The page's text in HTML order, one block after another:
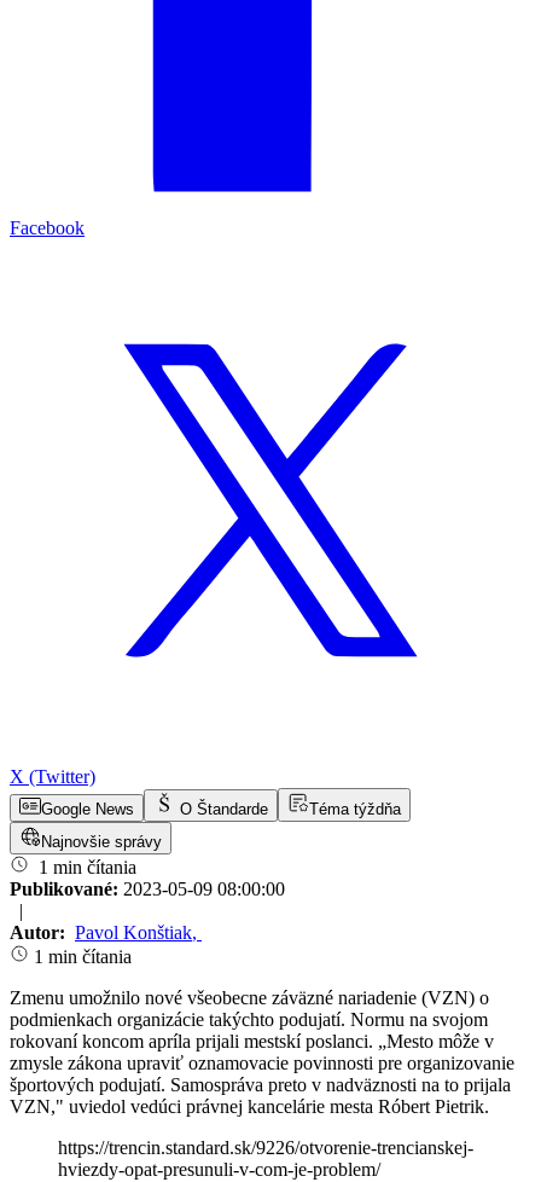
Facebook
X (Twitter)
Google News O Štandarde
Téma týždňa
Najnovšie správy
1 min čítania
Publikované: 2023-05-09 08:00:00
|
Autor: Pavol Konštiak,
1 min čítania
Zmenu umožnilo nové všeobecne záväzné nariadenie (VZN) o
podmienkach organizácie takýchto podujatí. Normu na svojom
rokovaní koncom apríla prijali mestskí poslanci. „Mesto môže v
zmysle zákona upraviť oznamovacie povinnosti pre organizovanie
športových podujatí. Samospráva preto v nadväznosti na to prijala
VZN," uviedol vedúci právnej kancelárie mesta Róbert Pietrik.
https://trencin.standard.sk/9226/otvorenie-trencianskej-
hviezdy-opat-presunuli-v-com-je-problem/